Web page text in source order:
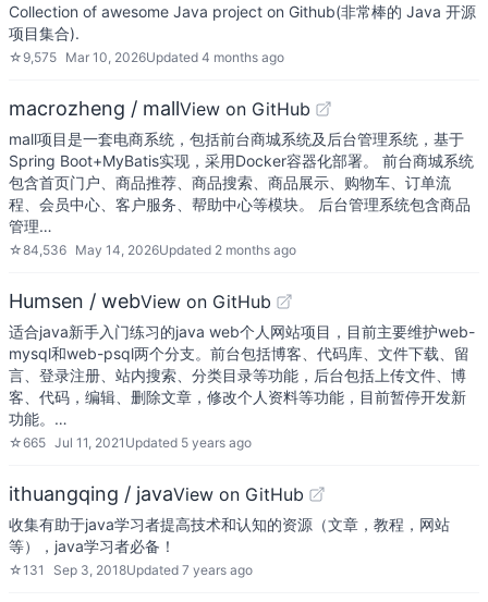
Collection of awesome Java project on Github(非常棒的 Java 开源
项目集合).
☆ 9,575 Mar 10, 2026Updated 4 months ago
macrozheng / mallView on GitHub
mall项目是一套电商系统，包括前台商城系统及后台管理系统，基于
Spring Boot+MyBatis实现，采用Docker容器化部署。 前台商城系统
包含首页门户、商品推荐、商品搜索、商品展示、购物车、订单流
程、会员中心、客户服务、帮助中心等模块。 后台管理系统包含商品
管理…
☆84,536 May 14, 2026Updated 2 months ago
Humsen / webView on GitHub
适合java新手入门练习的java web个人网站项目，目前主要维护web-
mysql和web-psql两个分支。前台包括博客、代码库、文件下载、留
言、登录注册、站内搜索、分类目录等功能，后台包括上传文件、博
客、代码，编辑、删除文章，修改个人资料等功能，目前暂停开发新
功能。…
☆665 Jul 11, 2021 Updated 5 years ago
ithuangqing / javaView on GitHub
收集有助于java学习者提高技术和认知的资源（文章，教程，网站
等），java学习者必备！
☆131 Sep 3, 2018Updated 7 years ago